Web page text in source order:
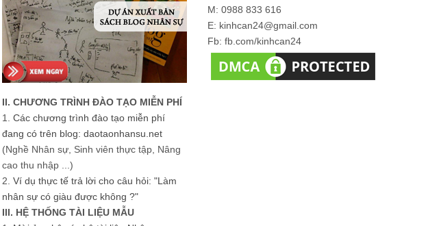
II. CHƯƠNG TRÌNH ĐÀO TẠO MIỄN PHÍ
1. Các chương trình đào tạo miễn phí
đang có trên blog: daotaonhansu.net
(Nghề Nhân sự, Sinh viên thực tập, Nâng
cao thu nhập ...)
2. Ví dụ thực tế trả lời cho câu hỏi: "Làm
nhân sự có giàu được không ?"
III. HỆ THỐNG TÀI LIỆU MẪU
M: 0988 833 616
E: kinhcan24@gmail.com
Fb: fb.com/kinhcan24